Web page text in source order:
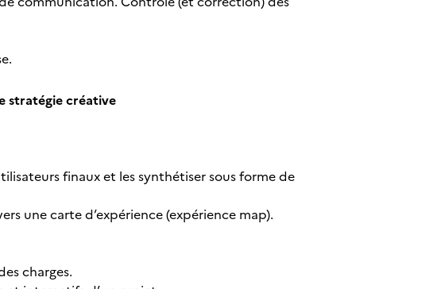
stratégie créative
finaux et les synthétiser sous forme de
une carte d’expérience (expérience map).
charges.